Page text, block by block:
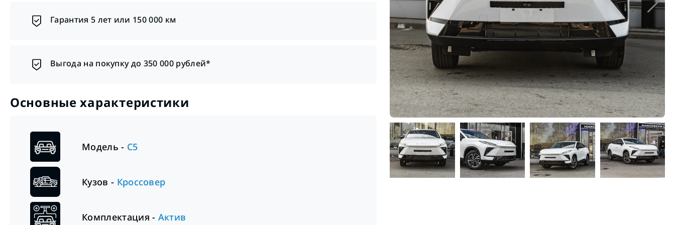
Гарантия 5 лет или 150 000 км
Выгода на покупку до 350 000 рублей*
Основные характеристики
Модель - C5
Кузов - Кроссовер
Комплектация - Актив